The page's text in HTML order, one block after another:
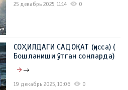
25 декабрь 2025, 11:14 0
СОҲИЛДАГИ САДОҚАТ (қисса) (
Бошланиши ўтган сонларда)
→
19 декабрь 2025, 10:06 0